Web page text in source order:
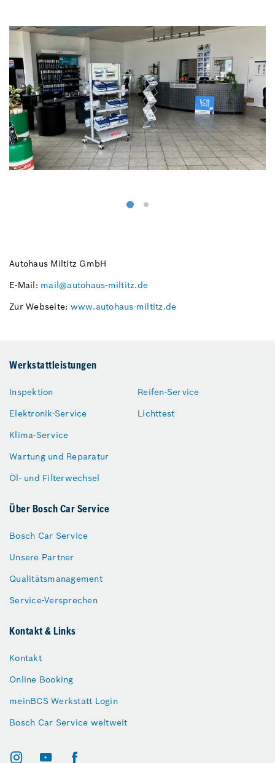
Autohaus Miltitz GmbH
E-Mail: mail@autohaus-miltitz.de
Zur Webseite: www.autohaus-miltitz.de
Werkstattleistungen
Inspektion
Elektronik-Service
Klima-Service
Wartung und Reparatur
Öl- und Filterwechsel
Reifen-Service
Lichttest
Über Bosch Car Service
Bosch Car Service
Unsere Partner
Qualitätsmanagement
Service-Versprechen
Kontakt & Links
Kontakt
Online Booking
meinBCS Werkstatt Login
Bosch Car Service weltweit